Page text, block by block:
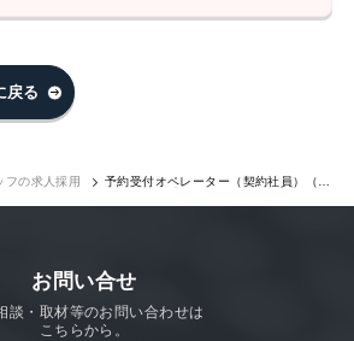
戻る
フの求人採用
予約受付オペレーター（契約社員）（永
お問い合せ
談・取材等のお問い合わせは
こちらから。